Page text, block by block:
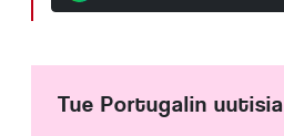
Tue Portugalin uutisia